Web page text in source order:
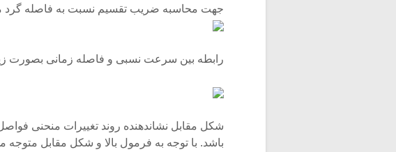
جهت محاسبه ضریب تقسیم نسبت به فاصله گرد می
رابطه بین سرعت نسبی و فاصله زمانی بصورت
شکل مقابل نشاندهنده روند تغییرات منحنی
باشد. با توجه به فرمول بالا و شکل مقابل